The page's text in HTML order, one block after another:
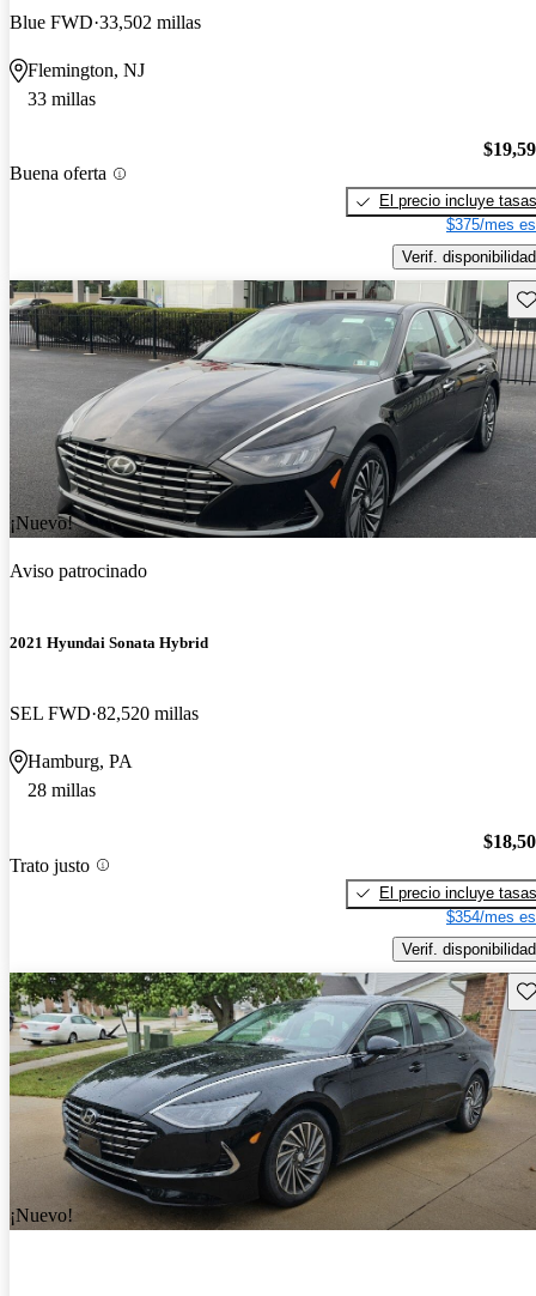
Blue FWD 33,502 millas
Flemington, NJ
33 millas
Buena oferta
El precio incluye tasas
$375/mes
Verif. disponibilidad
¡Nuevo!
Aviso patrocinado
2021 Hyundai Sonata Hybrid
SEL FWD 82,520 millas
Hamburg, PA
28 millas
Trato justo
El precio incluye tasas
$354/mes
Verif. disponibilidad
¡Nuevo!